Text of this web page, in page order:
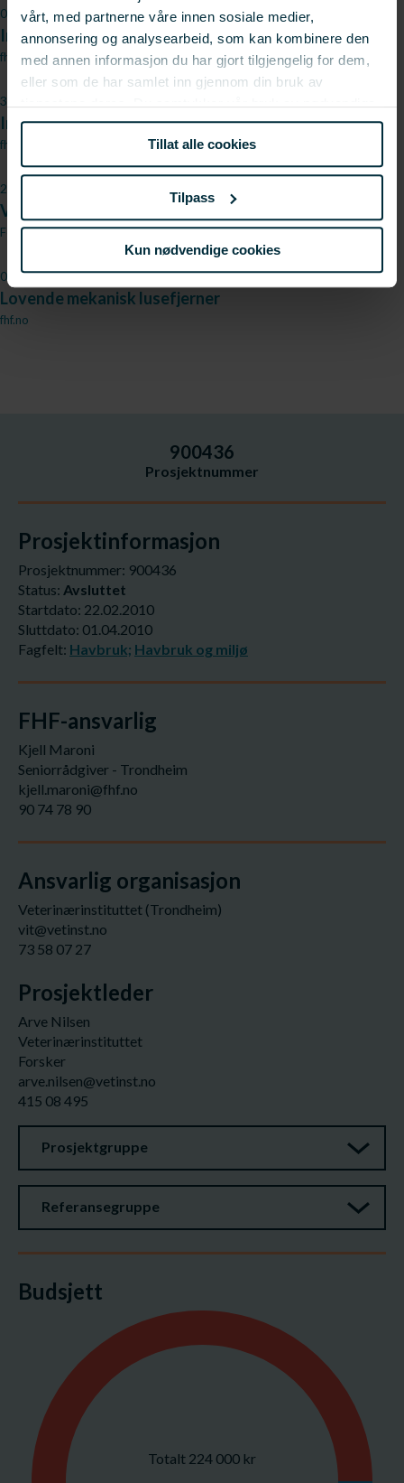
vårt, med partnerne våre innen sosiale medier,
annonsering og analysearbeid, som kan kombinere den
med annen informasjon du har gjort tilgjengelig for dem,
eller som de har samlet inn gjennom din bruk av
tjenestene deres. Du samtykker vår bruk av nødvendige
informasjonskapsler ved å bruke nettstedet vårt.
Tillat alle cookies
Tilpass
Kun nødvendige cookies
05.09.2011
Innovasjonspris til FHF-støttet prosjekt
fhf.no
31.08.2011
Innovasjonspris til FHF-støttet prosjekt
fhf.no
27.07.2010
Vil spyle lusen av laksen
Forskningsnytt fra FHF
03.06.2010
Lovende mekanisk lusefjerner
fhf.no
900436
Prosjektnummer
Prosjektinformasjon
Prosjektnummer: 900436
Status: Avsluttet
Startdato: 22.02.2010
Sluttdato: 01.04.2010
Fagfelt: Havbruk; Havbruk og miljø
FHF-ansvarlig
Kjell Maroni
Seniorrådgiver - Trondheim
kjell.maroni@fhf.no
90 74 78 90
Ansvarlig organisasjon
Veterinærinstituttet (Trondheim)
vit@vetinst.no
73 58 07 27
Prosjektleder
Arve Nilsen
Veterinærinstituttet
Forsker
arve.nilsen@vetinst.no
415 08 495
Prosjektgruppe
Referansegruppe
Budsjett
Totalt 224 000 kr